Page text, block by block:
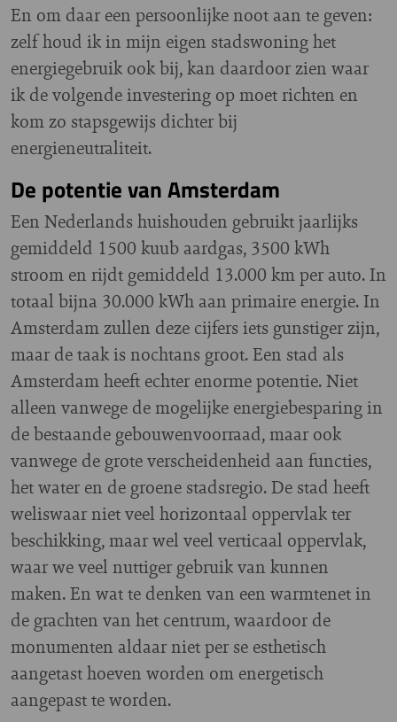
En om daar een persoonlijke noot aan te geven:
zelf houd ik in mijn eigen stadswoning het
energiegebruik ook bij, kan daardoor zien waar
ik de volgende investering op moet richten en
kom zo stapsgewijs dichter bij
energieneutraliteit.
De potentie van Amsterdam
Een Nederlands huishouden gebruikt jaarlijks
gemiddeld 1500 kuub aardgas, 3500 kWh
stroom en rijdt gemiddeld 13.000 km per auto. In
totaal bijna 30.000 kWh aan primaire energie. In
Amsterdam zullen deze cijfers iets gunstiger zijn,
maar de taak is nochtans groot. Een stad als
Amsterdam heeft echter enorme potentie. Niet
alleen vanwege de mogelijke energiebesparing in
de bestaande gebouwenvoorraad, maar ook
vanwege de grote verscheidenheid aan functies,
het water en de groene stadsregio. De stad heeft
weliswaar niet veel horizontaal oppervlak ter
beschikking, maar wel veel verticaal oppervlak,
waar we veel nuttiger gebruik van kunnen
maken. En wat te denken van een warmtenet in
de grachten van het centrum, waardoor de
monumenten aldaar niet per se esthetisch
aangetast hoeven worden om energetisch
aangepast te worden.